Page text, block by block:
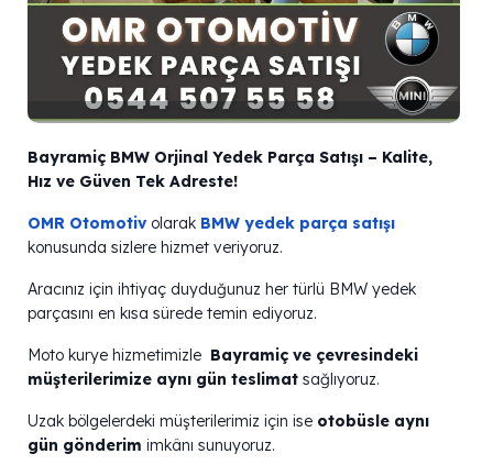
Bayramiç BMW Orjinal Yedek Parça Satışı – Kalite,
Hız ve Güven Tek Adreste!
OMR Otomotivolarak BMW yedek parça satışı
konusunda sizlere hizmet veriyoruz.
Aracınız için ihtiyaç duyduğunuz her türlü BMW yedek
parçasını en kısa sürede temin ediyoruz.
️Moto kurye hizmetimizle Bayramiç ve çevresindeki
müşterilerimize aynı gün teslimat sağlıyoruz.
Uzak bölgelerdeki müşterilerimiz için ise otobüsle aynı
gün gönderim imkânı sunuyoruz.